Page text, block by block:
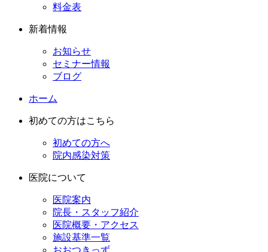
料金表
新着情報
お知らせ
セミナー情報
ブログ
ホーム
初めての方はこちら
初めての方へ
院内感染対策
医院について
医院案内
院長・スタッフ紹介
医院概要・アクセス
施設基準一覧
おおつきっず